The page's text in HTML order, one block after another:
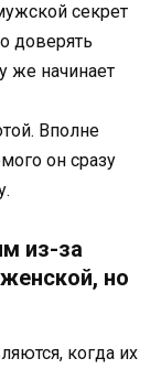
секрет
доверять
же начинает
Вполне
он сразу
из-за
но
когда их